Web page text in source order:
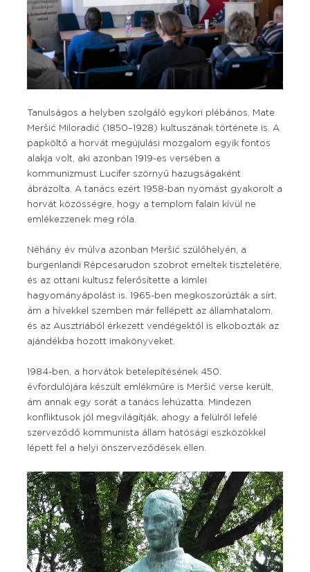
Tanulságos a helyben szolgáló egykori plébános, Mate
Meršić Miloradić (1850–1928) kultuszának története is. A
papköltő a horvát megújulási mozgalom egyik fontos
alakja volt, aki azonban 1919-es versében a
kommunizmust Lucifer szörnyű hazugságaként
ábrázolta. A tanács ezért 1958-ban nyomást gyakorolt a
horvát közösségre, hogy a templom falain kívül ne
emlékezzenek meg róla.
Néhány év múlva azonban Meršić szülőhelyén, a
burgenlandi Répcesarudon szobrot emeltek tiszteletére,
és az ottani kultusz felerősítette a kimlei
hagyományápolást is. 1965-ben megkoszorúzták a sírt,
ám a hívekkel szemben már fellépett az államhatalom,
és az Ausztriából érkezett vendégektől is elkobozták az
ajándékba hozott imakönyveket.
1984-ben, a horvátok betelepítésének 450.
évfordulójára készült emlékműre is Meršić verse került,
ám annak egy sorát a tanács lehúzatta. Mindezen
konfliktusok jól megvilágítják, ahogy a felülről lefelé
szerveződő kommunista állam hatósági eszközökkel
lépett fel a helyi önszerveződések ellen.